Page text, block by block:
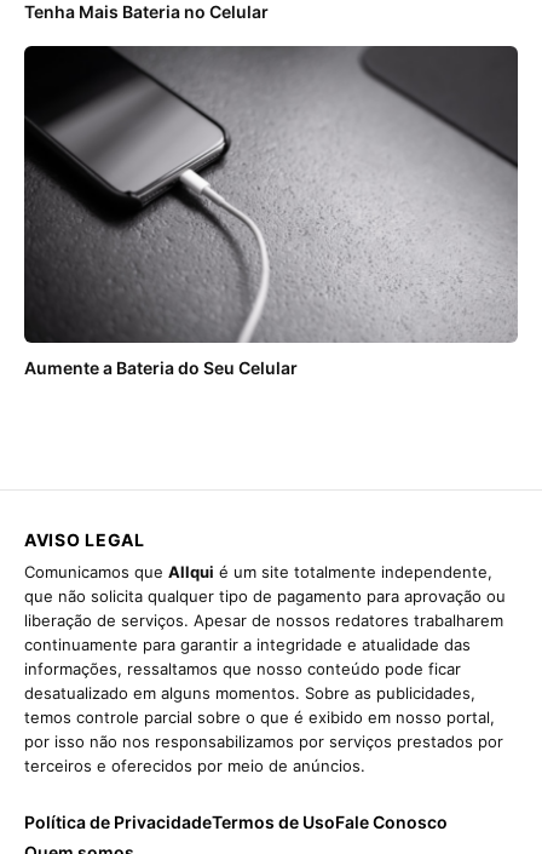
Tenha Mais Bateria no Celular
Aumente a Bateria do Seu Celular
AVISO LEGAL
Comunicamos que Allqui é um site totalmente independente,
que não solicita qualquer tipo de pagamento para aprovação ou
liberação de serviços. Apesar de nossos redatores trabalharem
continuamente para garantir a integridade e atualidade das
informações, ressaltamos que nosso conteúdo pode ficar
desatualizado em alguns momentos. Sobre as publicidades,
temos controle parcial sobre o que é exibido em nosso portal,
por isso não nos responsabilizamos por serviços prestados por
terceiros e oferecidos por meio de anúncios.
Política de PrivacidadeTermos de UsoFale Conosco